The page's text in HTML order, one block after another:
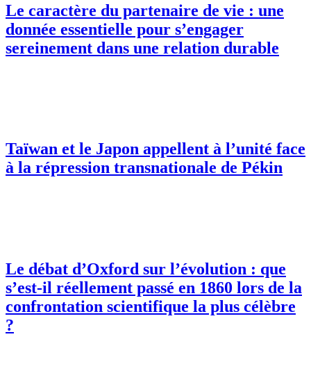
Le caractère du partenaire de vie : une
donnée essentielle pour s’engager
sereinement dans une relation durable
Taïwan et le Japon appellent à l’unité face
à la répression transnationale de Pékin
Le débat d’Oxford sur l’évolution : que
s’est-il réellement passé en 1860 lors de la
confrontation scientifique la plus célèbre
?